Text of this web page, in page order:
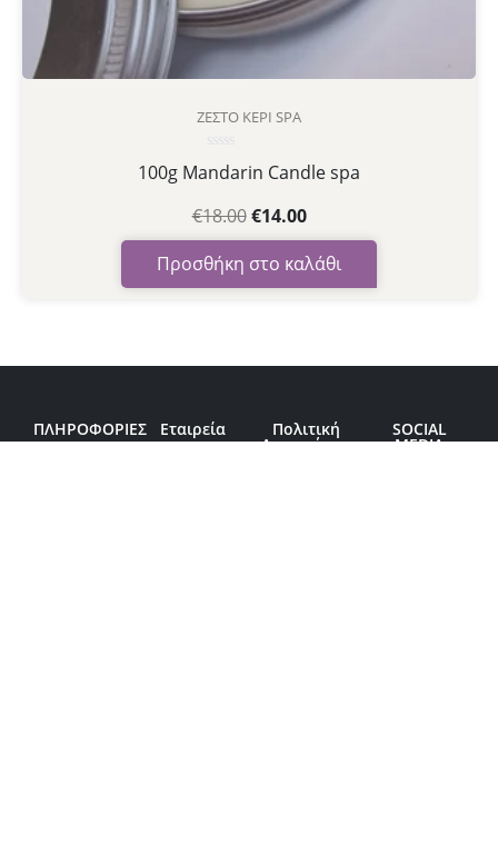
ΖΕΣΤΌ ΚΕΡΊ SPA
100g Mandarin Candle spa
€18.00 €14.00
Προσθήκη στο καλάθι
Βαθμολογήθηκε
με
από
5
ΠΛΗΡΟΦΟΡΙΕΣ
Τρόποι
Εταιρεία
Πληροφορίες
Πολιτική
Απορρήτου
SOCIAL
MEDIA